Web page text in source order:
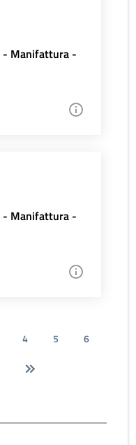
- Manifattura -
- Manifattura -
4 5
6